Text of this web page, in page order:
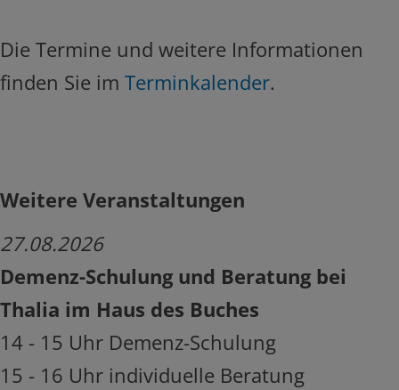
Die Termine und weitere Informationen
finden Sie im Terminkalender.
Weitere Veranstaltungen
27.08.2026
Demenz-Schulung und Beratung bei
Thalia im Haus des Buches
14 - 15 Uhr Demenz-Schulung
15 - 16 Uhr individuelle Beratung